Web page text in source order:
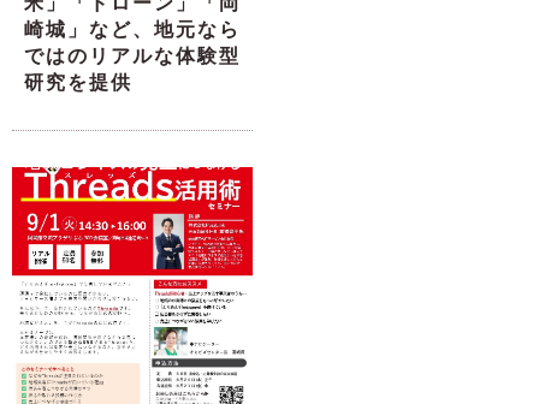
崎城」など、地元なら
ではのリアルな体験型
研究を提供